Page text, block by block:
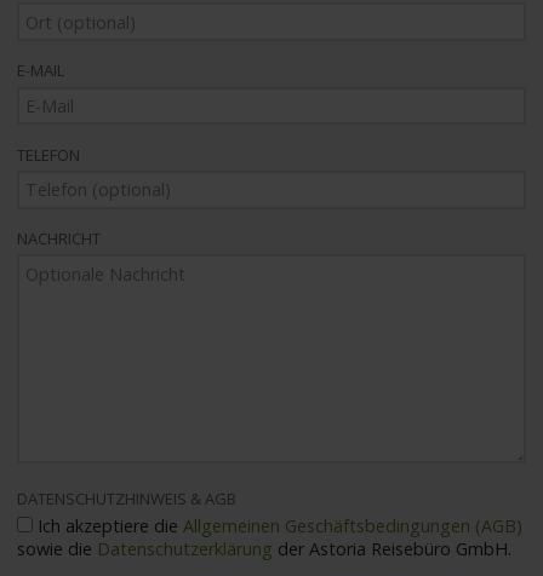
E-MAIL
TELEFON
NACHRICHT
DATENSCHUTZHINWEIS & AGB
Ich akzeptiere dieAllgemeinen Geschäftsbedingungen (AGB)
sowie die Datenschutzerklärung der Astoria Reisebüro GmbH.